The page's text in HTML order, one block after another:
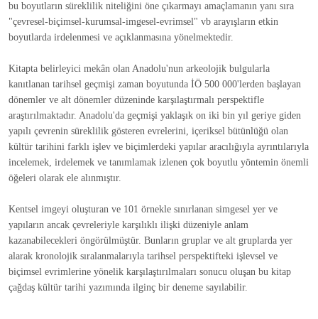
bu boyutların süreklilik niteliğini öne çıkarmayı amaçlamanın yanı sıra
"çevresel-biçimsel-kurumsal-imgesel-evrimsel" vb arayışların etkin
boyutlarda irdelenmesi ve açıklanmasına yönelmektedir.
Kitapta belirleyici mekân olan Anadolu'nun arkeolojik bulgularla
kanıtlanan tarihsel geçmişi zaman boyutunda İÖ 500 000'lerden başlayan
dönemler ve alt dönemler düzeninde karşılaştırmalı perspektifle
araştırılmaktadır. Anadolu'da geçmişi yaklaşık on iki bin yıl geriye giden
yapılı çevrenin süreklilik gösteren evrelerini, içeriksel bütünlüğü olan
kültür tarihini farklı işlev ve biçimlerdeki yapılar aracılığıyla ayrıntılarıyla
incelemek, irdelemek ve tanımlamak izlenen çok boyutlu yöntemin önemli
öğeleri olarak ele alınmıştır.
Kentsel imgeyi oluşturan ve 101 örnekle sınırlanan simgesel yer ve
yapıların ancak çevreleriyle karşılıklı ilişki düzeniyle anlam
kazanabilecekleri öngörülmüştür. Bunların gruplar ve alt gruplarda yer
alarak kronolojik sıralanmalarıyla tarihsel perspektifteki işlevsel ve
biçimsel evrimlerine yönelik karşılaştırılmaları sonucu oluşan bu kitap
çağdaş kültür tarihi yazımında ilginç bir deneme sayılabilir.